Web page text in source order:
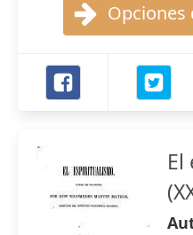
Opciones